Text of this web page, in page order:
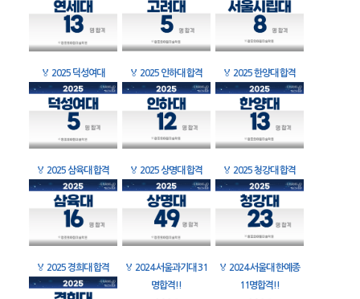
🏅 2025 덕성여대 🏅 2025 인하대 합격 🏅 2025 한양대 합격
🏅 2025 삼육대 합격 🏅 2025 상명대 합격 🏅 2025 청강대 합격
🏅 2025 경희대 합격 🏅 2024 서울과기대 31
명합격!!
🏅 2024 서울대 한예종
11명합격!!